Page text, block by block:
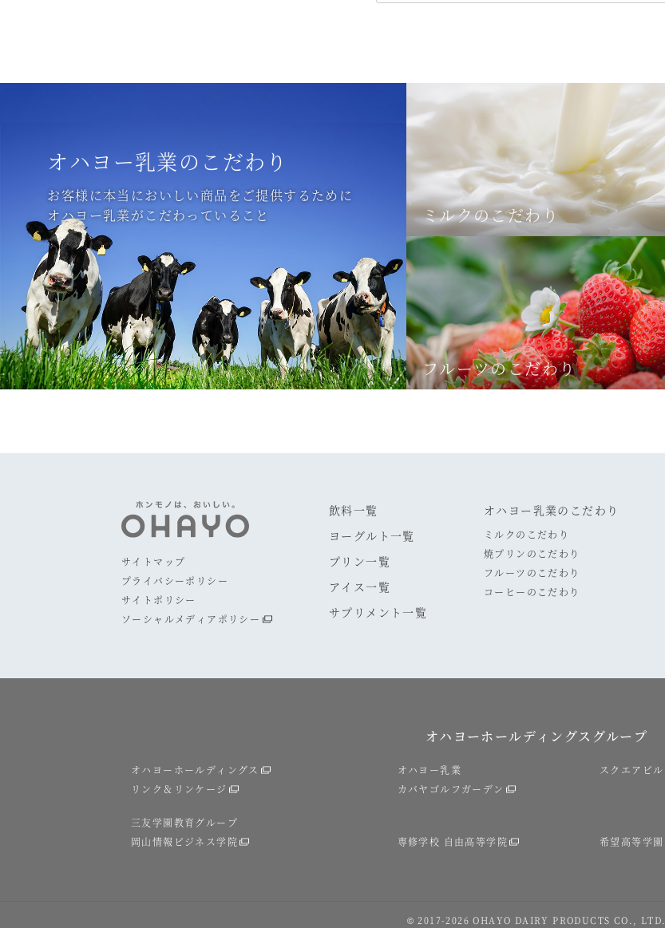
オハヨー乳業のこだわり
お客様に本当においしい商品をご提供するために
オハヨー乳業がこだわっていること
ミルクのこだわり
フルーツのこだわり
サイトマップ
プライバシーポリシー
サイトポリシー
ソーシャルメディアポリシー
飲料一覧
ヨーグルト一覧
プリン一覧
アイス一覧
サプリメント一覧
オハヨー乳業のこだわり
ミルクのこだわり
焼プリンのこだわり
フルーツのこだわり
コーヒーのこだわり
オハヨーホールディングスグループ
オハヨーホールディングス
リンク＆リンケージ
オハヨー乳業
カバヤゴルフガーデン
スクエアビル
三友学園教育グループ
岡山情報ビジネス学院
専修学校 自由高等学院 希望高等学園
© 2017-2026OHAYO DAIRY PRODUCTS CO., LTD.